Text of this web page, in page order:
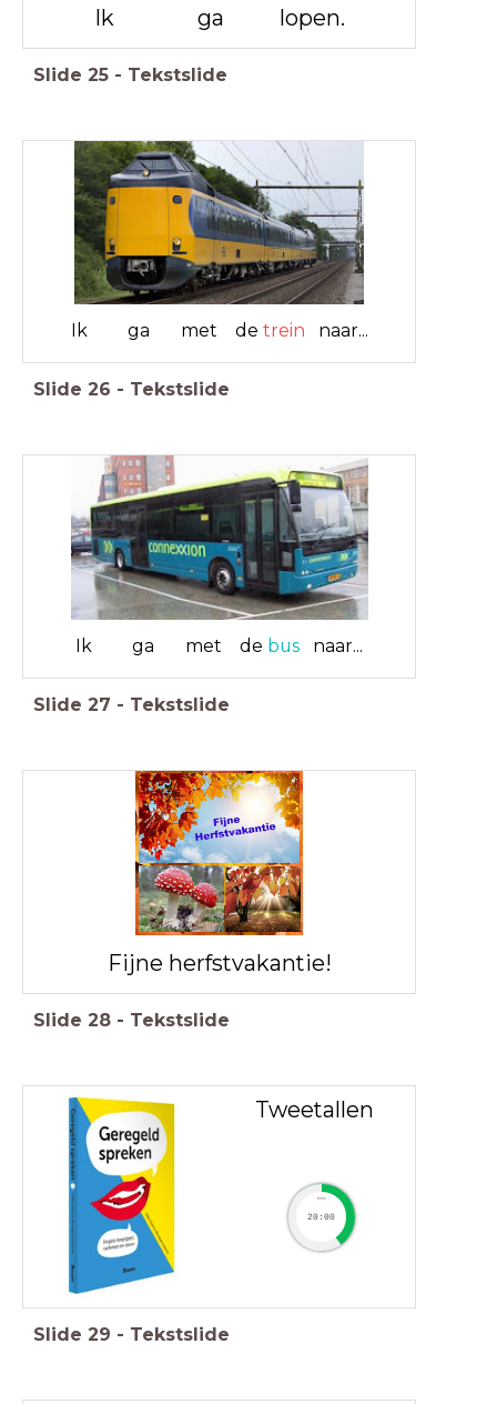
Ik ga lopen.
Slide 25 - Tekstslide
Ik ga met de trein naar...
Slide 26 - Tekstslide
Ik ga met de bus naar...
Slide 27 - Tekstslide
Fijne herfstvakantie!
Slide 28 - Tekstslide
Tweetallen
timer
20:00
Slide 29 - Tekstslide